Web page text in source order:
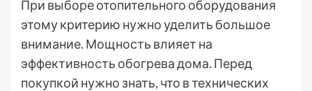
При выборе отопительного оборудования
этому критерию нужно уделить большое
внимание. Мощность влияет на
эффективность обогрева дома. Перед
покупкой нужно знать, что в технических